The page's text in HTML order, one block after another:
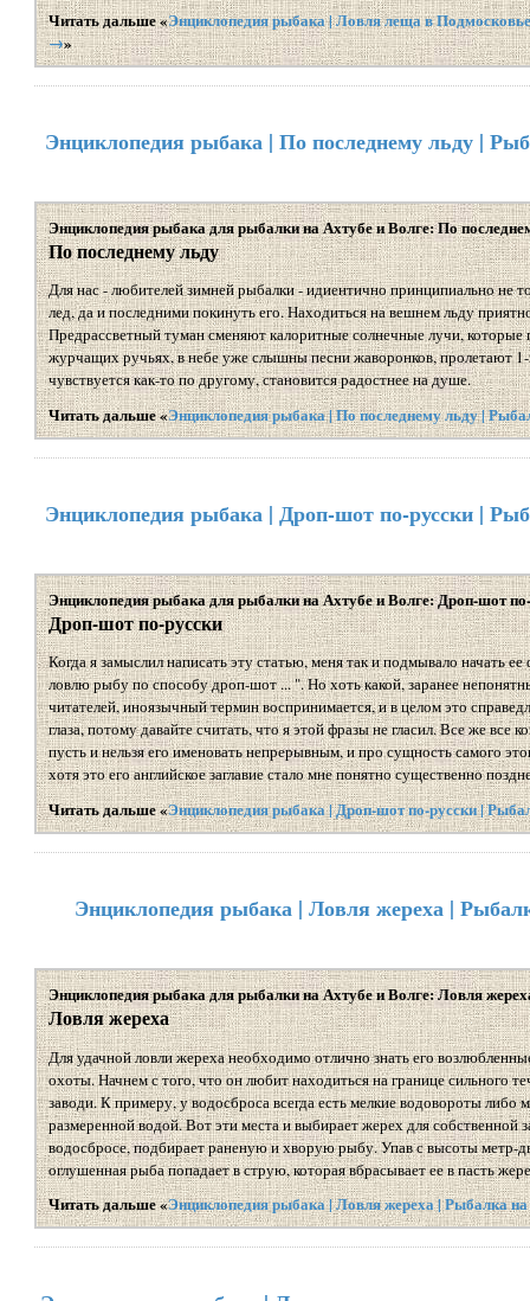
Читать дальше «Энциклопедия рыбака | Ловля леща в
→»
Энциклопедия рыбака | По последнему льду |
Энциклопедия рыбака для рыбалки на Ахтубе и Волге: По
По последнему льду
Для нас - любителей зимней рыбалки - идиентично принципиально не
лед, да и последними покинуть его. Находиться на вешнем льду
Предрассветный туман сменяют калоритные солнечные лучи, которые
журчащих ручьях, в небе уже слышны песни жаворонков, пролетают
чувствуется как-то по другому, становится радостнее на душе.
Читать дальше «Энциклопедия рыбака | По последнему льду |
Энциклопедия рыбака | Дроп-шот по-русски |
Энциклопедия рыбака для рыбалки на Ахтубе и Волге: Дроп-шот
Дроп-шот по-русски
Когда я замыслил написать эту статью, меня так и подмывало начать
ловлю рыбу по способу дроп-шот ... ". Но хоть какой, заранее
читателей, иноязычный термин воспринимается, и в целом это
глаза, потому давайте считать, что я этой фразы не гласил. Все же все
пусть и нельзя его именовать непрерывным, и про сущность самого
хотя это его английское заглавие стало мне понятно существенно
Читать дальше «Энциклопедия рыбака | Дроп-шот по-русски |
Энциклопедия рыбака | Ловля жереха |
Энциклопедия рыбака для рыбалки на Ахтубе и Волге: Ловля
Ловля жереха
Для удачной ловли жереха необходимо отлично знать его
охоты. Начнем с того, что он любит находиться на границе сильного
заводи. К примеру, у водосброса всегда есть мелкие водовороты либо
размеренной водой. Вот эти места и выбирает жерех для собственной
водосбросе, подбирает раненую и хворую рыбу. Упав с высоты метр-
оглушенная рыба попадает в струю, которая вбрасывает ее в пасть
Читать дальше «Энциклопедия рыбака | Ловля жереха | Рыбалка